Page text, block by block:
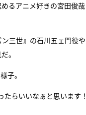
るアニメ好きの宮田俊
三世』の石川五ェ門役
。
子。
らいいなぁと思います